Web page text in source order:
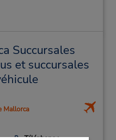
Succursales
et succursales
Mallorca